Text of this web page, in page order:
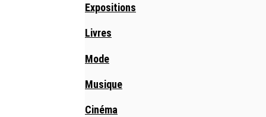
Expositions
Livres
Mode
Musique
Cinéma